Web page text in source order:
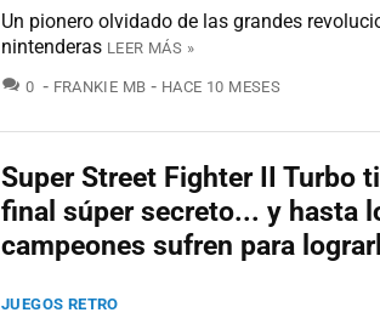
Un pionero olvidado de las grandes
nintenderas LEER MÁS »
0 COMENTARIOS
FRANKIE MB HACE 10 MESES
Super Street Fighter II Turbo
final súper secreto... y hasta
campeones sufren para
JUEGOS RETRO